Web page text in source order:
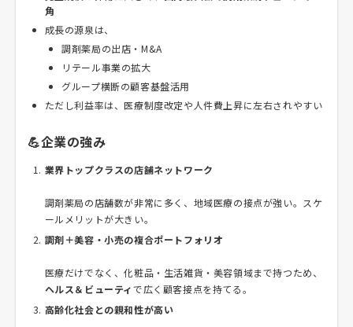
角
成長の源泉は、
調剤薬局の出店・M&A
リテール事業の拡大
グループ横断の顧客基盤活用
ただし利益率は、医療制度改定や人件費上昇に左右されやすい
💪企業の強み
業界トップクラスの店舗ネットワーク
調剤薬局の店舗数が非常に多く、地域医療の接点が強い。スケ
ールメリットが大きい。
調剤＋美容・小売の複合ポートフォリオ
医療だけでなく、化粧品・生活雑貨・美容領域まで持つため、
ヘルス＆ビューティで広く顧客接点を持てる。
高齢化社会との親和性が高い